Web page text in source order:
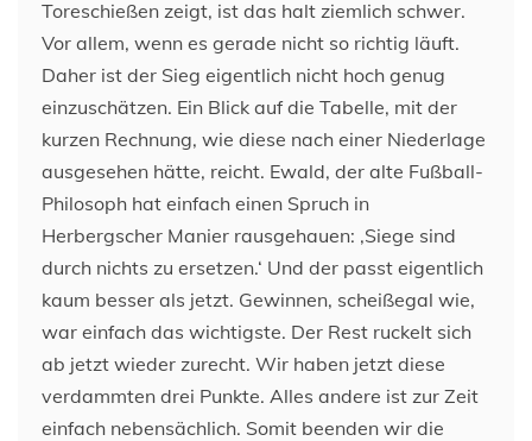
Toreschießen zeigt, ist das halt ziemlich schwer.
Vor allem, wenn es gerade nicht so richtig läuft.
Daher ist der Sieg eigentlich nicht hoch genug
einzuschätzen. Ein Blick auf die Tabelle, mit der
kurzen Rechnung, wie diese nach einer Niederlage
ausgesehen hätte, reicht. Ewald, der alte Fußball-
Philosoph hat einfach einen Spruch in
Herbergscher Manier rausgehauen: ‚Siege sind
durch nichts zu ersetzen.‘ Und der passt eigentlich
kaum besser als jetzt. Gewinnen, scheißegal wie,
war einfach das wichtigste. Der Rest ruckelt sich
ab jetzt wieder zurecht. Wir haben jetzt diese
verdammten drei Punkte. Alles andere ist zur Zeit
einfach nebensächlich. Somit beenden wir die